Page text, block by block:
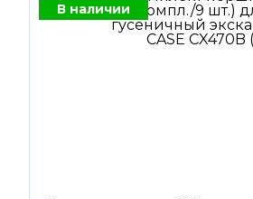
В наличии